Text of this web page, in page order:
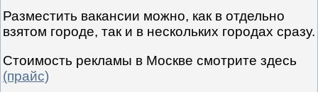
Разместить вакансии можно, как в отдельно
взятом городе, так и в нескольких городах сразу.
Стоимость рекламы в Москве смотрите здесь
(прайс)